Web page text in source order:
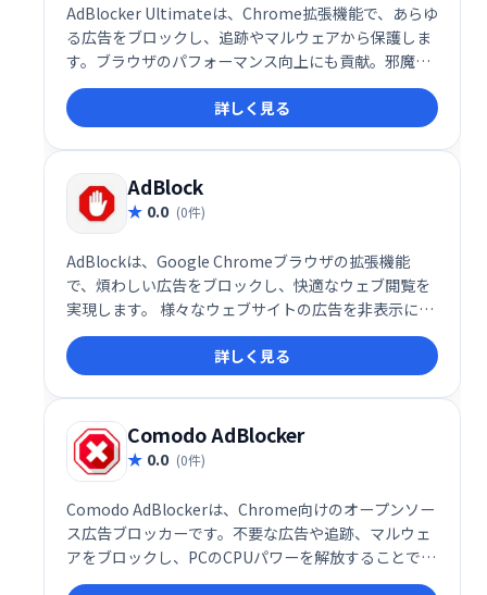
AdBlocker Ultimateは、Chrome拡張機能で、あらゆ
る広告をブロックし、追跡やマルウェアから保護しま
す。ブラウザのパフォーマンス向上にも貢献。邪魔な
広告を完全に排除し、快適なWeb体験を実現します。
詳しく見る
AdBlock
0.0 (0件)
AdBlockは、Google Chromeブラウザの拡張機能
で、煩わしい広告をブロックし、快適なウェブ閲覧を
実現します。 様々なウェブサイトの広告を非表示にす
ることで、読み込み速度の向上や、集中力の維持に役
立ちます。 無料でご利用いただけますので、ぜひお試
しください。
詳しく見る
Comodo AdBlocker
0.0 (0件)
Comodo AdBlockerは、Chrome向けのオープンソー
ス広告ブロッカーです。不要な広告や追跡、マルウェ
アをブロックし、PCのCPUパワーを解放することでブ
ラウザの速度を向上させます。プライバシー保護と快